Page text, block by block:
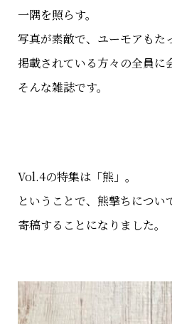
一隅を照らす。
写真が素敵で、ユーモアもた
掲載されている方々の全員に
そんな雑誌です。
Vol.4の特集は「熊」。
ということで、熊撃ちについ
寄稿することになりました。